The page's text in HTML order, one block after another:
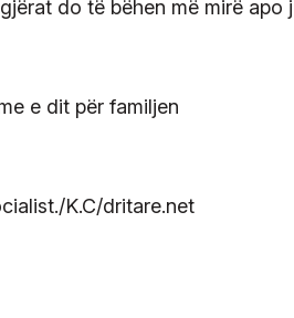
do të bëhen më mirë apo
e dit për familjen
K.C/dritare.net